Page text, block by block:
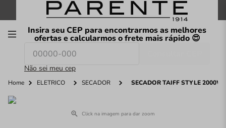
FRETE GRÁTIS nas compras a partir de R$199
Insira seu CEP para encontrarmos as melhores
ofertas e calcularmos o frete mais rápido 😍
Não sei meu cep
O que você procura hoje?
Home ELÉTRICO SECADOR SECADOR TAIFF STYLE 2000W
Click na imagem para dar zoom